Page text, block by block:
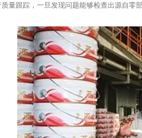
量跟踪，一旦发现问题能够检查出源自零